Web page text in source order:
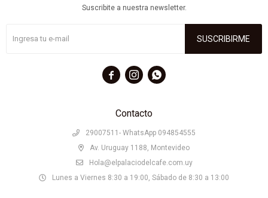
Contacto
29007511- WhatsApp 094854555
Av. Uruguay 1188, Montevideo
Hola@elpalaciodelcafe.com.uy
Lunes a Viernes 8:30 a 19:00, Sábado de 8:30 a 13:00
Suscribite a nuestra newsletter.
SUSCRIBIRME
  